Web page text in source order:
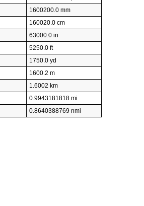
1600200.0 mm
160020.0 cm
63000.0 in
5250.0 ft
1750.0 yd
1600.2 m
1.6002 km
0.9943181818 mi
0.8640388769 nmi